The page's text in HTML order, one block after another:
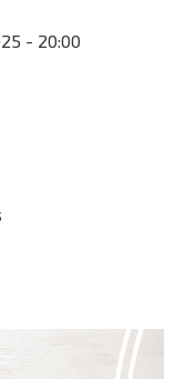
- 20:00